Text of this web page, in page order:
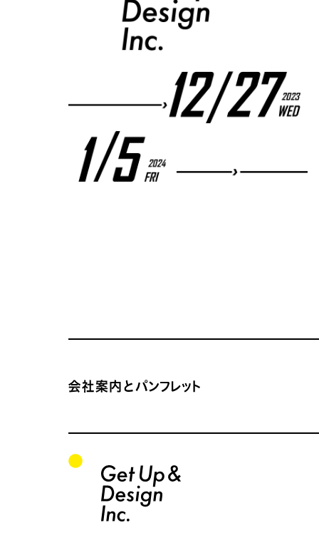
サイトコンテンツの一覧
会社案内とパンフレット サイトTOP
関連サイトの一覧